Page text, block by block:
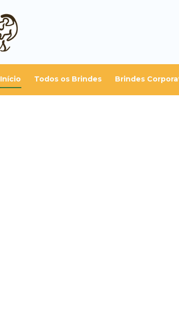
Início Todos os Brindes Brindes